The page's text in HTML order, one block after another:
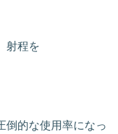
射程を
倒的な使用率になっ